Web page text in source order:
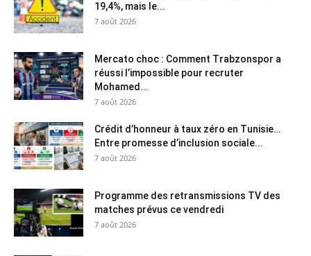
19,4%, mais le...
7 août 2026
Mercato choc : Comment Trabzonspor a
réussi l’impossible pour recruter
Mohamed...
7 août 2026
Crédit d’honneur à taux zéro en Tunisie…
Entre promesse d’inclusion sociale...
7 août 2026
Programme des retransmissions TV des
matches prévus ce vendredi
7 août 2026